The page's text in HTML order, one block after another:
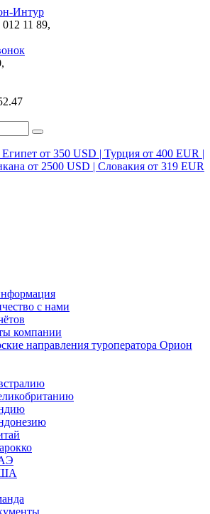
11 89,
от 350 USD | Турция от 400 EUR |
от 2500 USD | Словакия от 319 EUR
с нами
компании
направления туроператора Орион